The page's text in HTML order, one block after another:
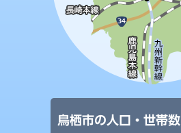
鳥栖市の人口・世帯数